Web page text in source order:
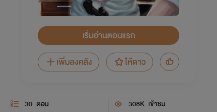
เริ่มอ่านตอนแรก
เพิ่มลงคลัง
ให้ดาว
30 ตอน 308K เข้าชม